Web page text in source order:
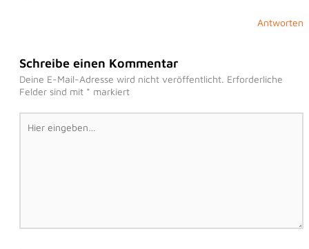
Antworten
Schreibe einen Kommentar
Deine E-Mail-Adresse wird nicht veröffentlicht. Erforderliche
Felder sind mit * markiert
Hier
eingeben…